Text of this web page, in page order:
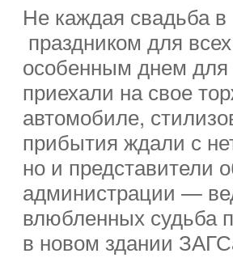
Не каждая свадьба
праздником для
особенным днем для
приехали на свое
автомобиле,
прибытия ждали с
но и представители
администрации —
влюбленных судьба
в новом здании